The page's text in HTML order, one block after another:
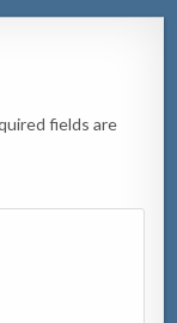
fields are